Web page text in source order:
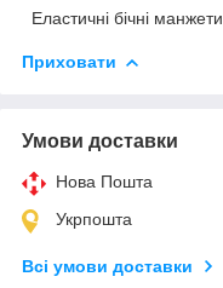
Еластичні бічні манжети
Приховати
Умови доставки
Нова Пошта
Укрпошта
Всі умови доставки